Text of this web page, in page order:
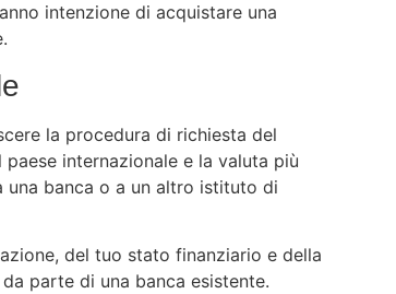
intenzione di acquistare una
la procedura di richiesta del
internazionale e la valuta più
banca o a un altro istituto di
del tuo stato finanziario e della
parte di una banca esistente.